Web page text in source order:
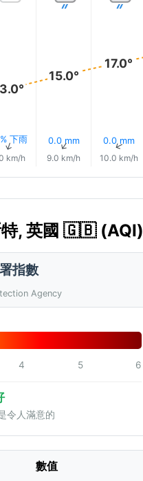
下雨
↑
km/h
15.0°
0.0 mm
↑
9.0 km/h
17.0°
0.0 mm
↑
10.0 km/h
特, 英國 🇬🇧 (AQI)
指數
Agency
4 5 6
令人滿意的
數值